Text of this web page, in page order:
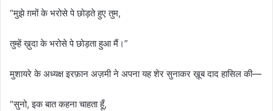
“मुझे ग़मों के भरोसे पे छोड़ते हुए तुम,
तुम्हें ख़ुदा के भरोसे पे छोड़ता हुआ मैं।”
मुशायरे के अध्यक्ष इरफ़ान अज़मी ने अपना यह शेर सुनाकर ख़ूब दाद हासिल की—
“सुनो, इक बात कहना चाहता हूँ,